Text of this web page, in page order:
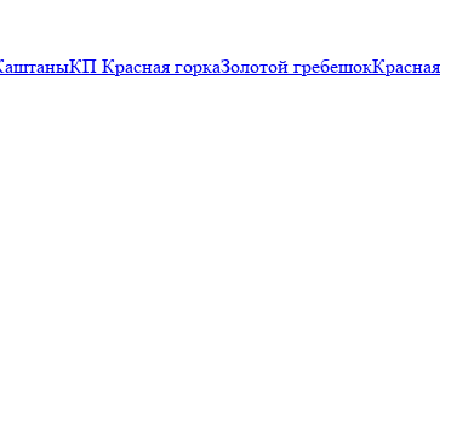
КП Красная горкаЗолотой гребешокКрасная